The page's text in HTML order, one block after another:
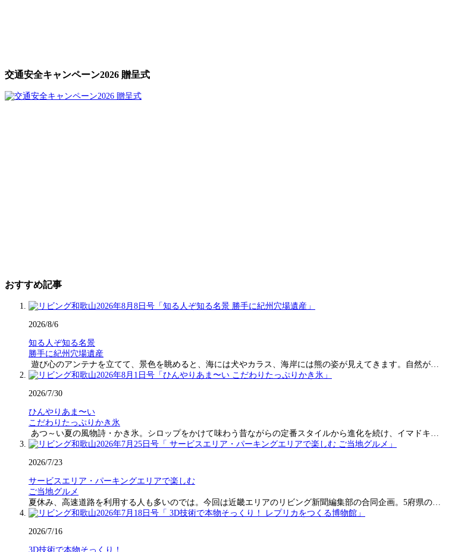
交通安全キャンペーン2026 贈呈式
おすすめ記事
2026/8/6
知る人ぞ知る名景
勝手に紀州穴場遺産
遊び心のアンテナを立てて、景色を眺めると、海には犬やカラス、海岸には熊の姿が見えてきます。自然が…
2026/7/30
ひんやりあま〜い
こだわりたっぷりかき氷
あつ～い夏の風物詩・かき氷。シロップをかけて味わう昔ながらの定番スタイルから進化を続け、イマドキ…
2026/7/23
サービスエリア・パーキングエリアで楽しむ
ご当地グルメ
夏休み、高速道路を利用する人も多いのでは。今回は近畿エリアのリビング新聞編集部の合同企画。5府県の…
2026/7/16
3D技術で本物そっくり！